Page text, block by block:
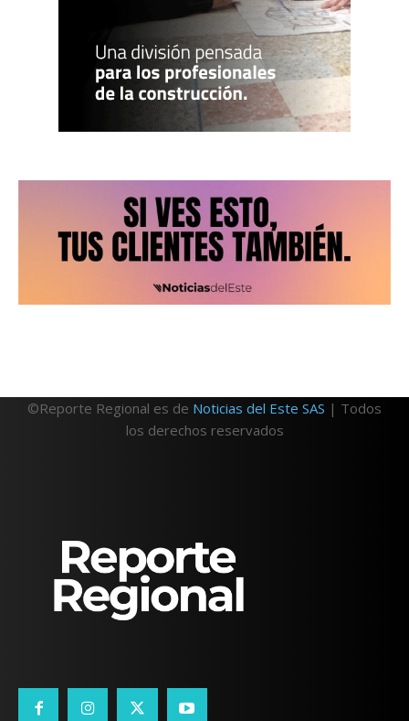
©Reporte Regional es de Noticias del Este SAS | Todos
los derechos reservados